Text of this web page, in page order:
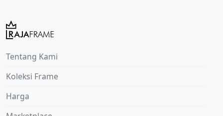
Tentang Kami
Koleksi Frame
Harga